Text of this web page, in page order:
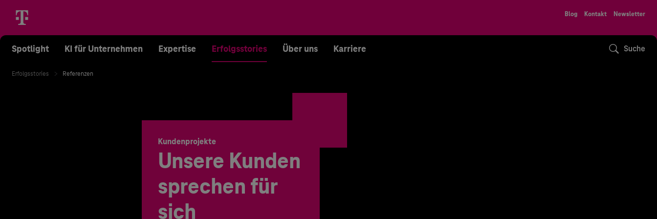
Blog Kontakt Newsletter
Spotlight KI für Unternehmen Expertise Erfolgsstories Über uns Karriere Suche
Erfolgsstories Referenzen
Kundenprojekte
Unsere Kunden
sprechen für
sich